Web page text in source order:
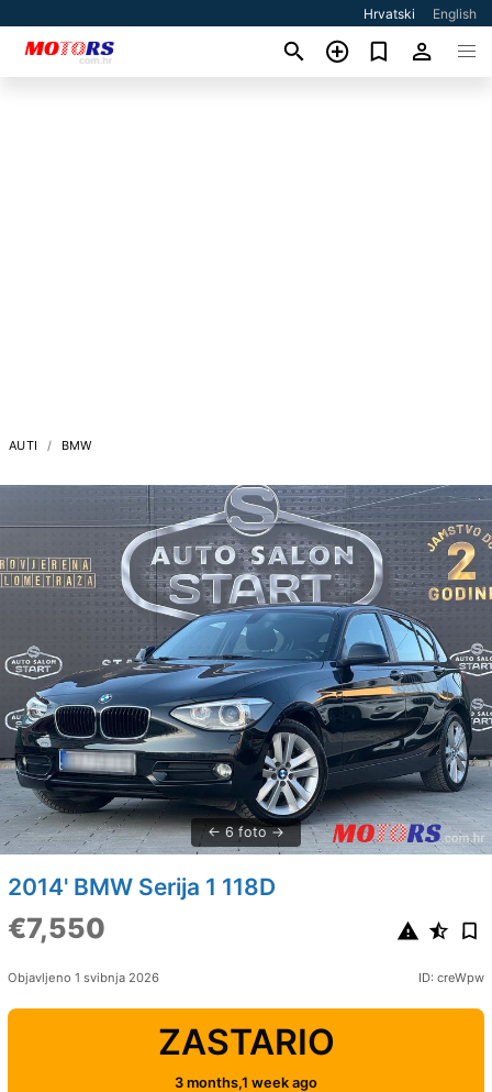
Hrvatski English
AUTI BMW
6 foto
2014' BMW Serija 1 118D
€7,550
Objavljeno 1 svibnja 2026 ID: creWpw
ZASTARIO
3 months,1 week ago